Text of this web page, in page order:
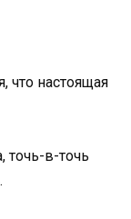
что настоящая
точь-в-точь